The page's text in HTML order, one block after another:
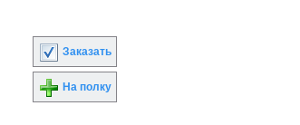
Заказать
На полку